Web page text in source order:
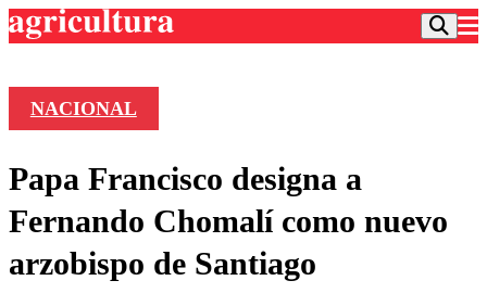
Frecuencias
Agricultura TV
Deportes
Colo Colo
Entretención
NACIONAL
Papa Francisco designa a
Fernando Chomalí como nuevo
arzobispo de Santiago